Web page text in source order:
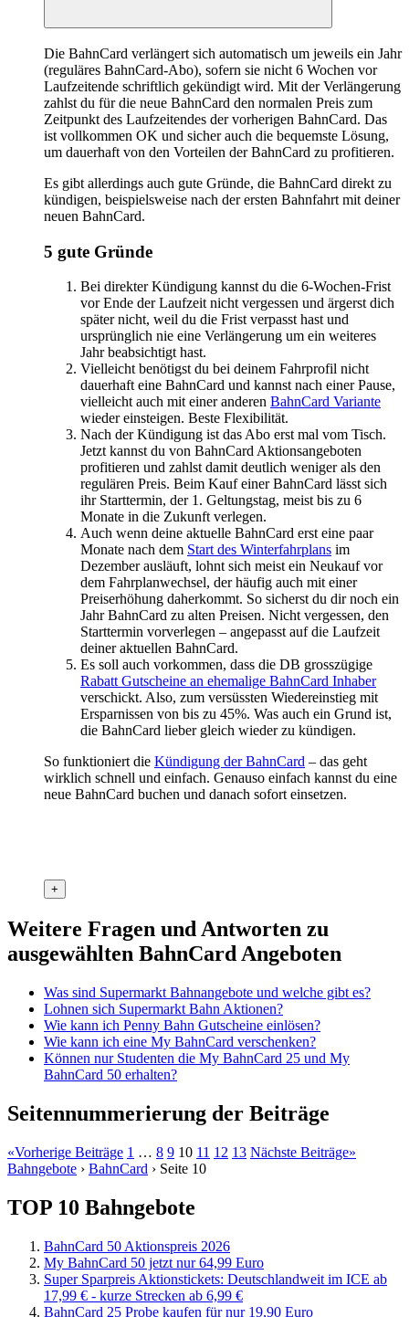
Die BahnCard verlängert sich automatisch um jeweils ein Jahr
(reguläres BahnCard-Abo), sofern sie nicht 6 Wochen vor
Laufzeitende schriftlich gekündigt wird. Mit der Verlängerung
zahlst du für die neue BahnCard den normalen Preis zum
Zeitpunkt des Laufzeitendes der vorherigen BahnCard. Das
ist vollkommen OK und sicher auch die bequemste Lösung,
um dauerhaft von den Vorteilen der BahnCard zu profitieren.
Es gibt allerdings auch gute Gründe, die BahnCard direkt zu
kündigen, beispielsweise nach der ersten Bahnfahrt mit deiner
neuen BahnCard.
5 gute Gründe
Bei direkter Kündigung kannst du die 6-Wochen-Frist
vor Ende der Laufzeit nicht vergessen und ärgerst dich
später nicht, weil du die Frist verpasst hast und
ursprünglich nie eine Verlängerung um ein weiteres
Jahr beabsichtigt hast.
Vielleicht benötigst du bei deinem Fahrprofil nicht
dauerhaft eine BahnCard und kannst nach einer Pause,
vielleicht auch mit einer anderen BahnCard Variante
wieder einsteigen. Beste Flexibilität.
Nach der Kündigung ist das Abo erst mal vom Tisch.
Jetzt kannst du von BahnCard Aktionsangeboten
profitieren und zahlst damit deutlich weniger als den
regulären Preis. Beim Kauf einer BahnCard lässt sich
ihr Starttermin, der 1. Geltungstag, meist bis zu 6
Monate in die Zukunft verlegen.
Auch wenn deine aktuelle BahnCard erst eine paar
Monate nach dem Start des Winterfahrplans im
Dezember ausläuft, lohnt sich meist ein Neukauf vor
dem Fahrplanwechsel, der häufig auch mit einer
Preiserhöhung daherkommt. So sicherst du dir noch ein
Jahr BahnCard zu alten Preisen. Nicht vergessen, den
Starttermin vorverlegen – angepasst auf die Laufzeit
deiner aktuellen BahnCard.
Es soll auch vorkommen, dass die DB grosszügige
Rabatt Gutscheine an ehemalige BahnCard Inhaber
verschickt. Also, zum versüssten Wiedereinstieg mit
Ersparnissen von bis zu 45%. Was auch ein Grund ist,
die BahnCard lieber gleich wieder zu kündigen.
So funktioniert die Kündigung der BahnCard – das geht
wirklich schnell und einfach. Genauso einfach kannst du eine
neue BahnCard buchen und danach sofort einsetzen.
+
Weitere Fragen und Antworten zu
ausgewählten BahnCard Angeboten
Was sind Supermarkt Bahnangebote und welche gibt es?
Lohnen sich Supermarkt Bahn Aktionen?
Wie kann ich Penny Bahn Gutscheine einlösen?
Wie kann ich eine My BahnCard verschenken?
Können nur Studenten die My BahnCard 25 und My
BahnCard 50 erhalten?
Seitennummerierung der Beiträge
«Vorherige Beiträge 1 … 8 9 10 11 12 13 Nächste Beiträge»
Bahngebote › BahnCard › Seite 10
TOP 10 Bahngebote
BahnCard 50 Aktionspreis 2026
My BahnCard 50 jetzt nur 64,99 Euro
Super Sparpreis Aktionstickets: Deutschlandweit im ICE ab
17,99 € - kurze Strecken ab 6,99 €
BahnCard 25 Probe kaufen für nur 19,90 Euro